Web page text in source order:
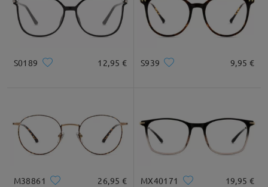
cómodas para usar todos los días.
gratamente sorprendida. En ese sentido lo
recomendaría. Lo único malo es que los imanes de
los clip solares vienen algo sueltos, como ya he
visto en otro comentario, por lo que se me han
viendo a ver si me lo solucionan.
S0189 12,95 € S939 9,95 €
M38861 26,95 € MX40171 19,95 €